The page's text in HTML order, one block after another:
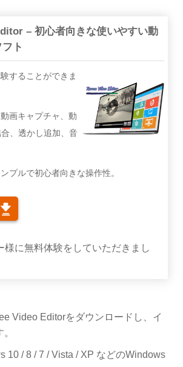
– 初心者向きな使いやすい動
ト
することができま
動画キャプチャ、動
、透かし追加、音
プルで初心者向きな操作性。
様に無料体験をしていただきまし
Video Editorをダウンロードし、イ
10 / 8 / 7 / Vista / XP などのWindows